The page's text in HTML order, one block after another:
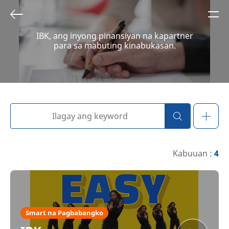
IBK, ang inyong pinansiyan na kapartner
para sa mabuting kinabukasan.
Kabuuan : 4
Smart na Pagbabangko